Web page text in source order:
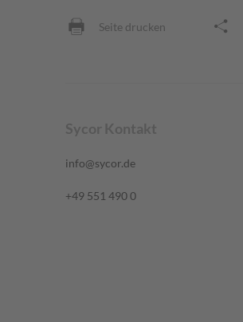
Seite drucken
Sycor Kontakt
info@sycor.de
+49 551 490 0